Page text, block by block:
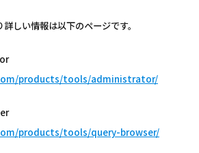
しい情報は以下のページです。
products/tools/administrator/
products/tools/query-browser/